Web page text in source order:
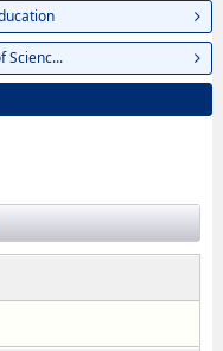
Scienc...